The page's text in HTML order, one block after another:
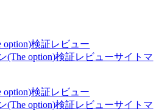
検証レビュー
(The option)検証レビューサイトマ
検証レビュー
(The option)検証レビューサイトマ